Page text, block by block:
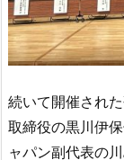
続いて開催され
取締役の黒川伊保
ャパン副代表の